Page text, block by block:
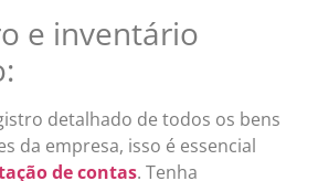
e inventário
detalhado de todos os bens
da empresa, isso é essencial
de contas. Tenha